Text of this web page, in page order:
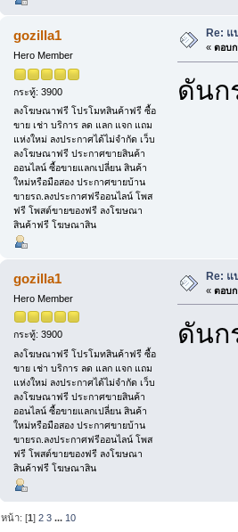
gozilla1
Hero Member
กระทู้: 3900
ลงโฆษณาฟรี โปรโมทสินค้าฟรี ซื้อ
ขาย เช่า บริการ ลด แลก แจก แถม
แห่งใหม่ ลงประกาศได้ไม่จำกัด เว็บ
ลงโฆษณาฟรี ประกาศขายสินค้า
ออนไลน์ ซื้อขายแลกเปลี่ยน สินค้า
ใหม่หรือมือสอง ประกาศขายบ้าน
ขายรถ.ลงประกาศฟรีออนไลน์ โพส
ฟรี โพสต์ขายของฟรี ลงโฆษณา
สินค้าฟรี โฆษณาสิน
Re:
« ตอบก
ดันก
gozilla1
Hero Member
กระทู้: 3900
ลงโฆษณาฟรี โปรโมทสินค้าฟรี ซื้อ
ขาย เช่า บริการ ลด แลก แจก แถม
แห่งใหม่ ลงประกาศได้ไม่จำกัด เว็บ
ลงโฆษณาฟรี ประกาศขายสินค้า
ออนไลน์ ซื้อขายแลกเปลี่ยน สินค้า
ใหม่หรือมือสอง ประกาศขายบ้าน
ขายรถ.ลงประกาศฟรีออนไลน์ โพส
ฟรี โพสต์ขายของฟรี ลงโฆษณา
สินค้าฟรี โฆษณาสิน
Re:
« ตอบก
ดันก
หน้า: [1]2 3 ... 10